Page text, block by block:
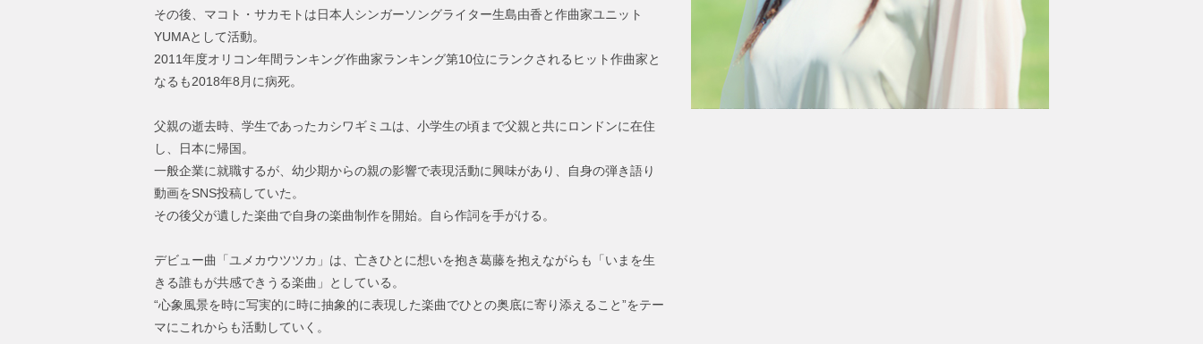
その後、マコト・サカモトは日本人シンガーソングライター生島由香と作曲家ユニット
YUMAとして活動。
2011年度オリコン年間ランキング作曲家ランキング第10位にランクされるヒット作曲家と
なるも2018年8月に病死。
父親の逝去時、学生であったカシワギミユは、小学生の頃まで父親と共にロンドンに在住
し、日本に帰国。
一般企業に就職するが、幼少期からの親の影響で表現活動に興味があり、自身の弾き語り
動画をSNS投稿していた。
その後父が遺した楽曲で自身の楽曲制作を開始。自ら作詞を手がける。
デビュー曲「ユメカウツツカ」は、亡きひとに想いを抱き葛藤を抱えながらも「いまを生
きる誰もが共感できうる楽曲」としている。
“心象風景を時に写実的に時に抽象的に表現した楽曲でひとの奥底に寄り添えること”をテー
マにこれからも活動していく。